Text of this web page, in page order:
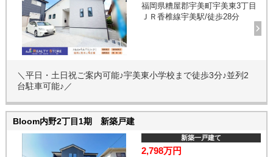
福岡県糟屋郡宇美町宇美東3丁目
ＪＲ香椎線宇美駅/徒歩28分
＼平日・土日祝ご案内可能♪宇美東小学校まで徒歩3分♪並列2
台駐車可能♪／
新築一戸建て
2,798万円
Bloom内野2丁目1期 新築戸建